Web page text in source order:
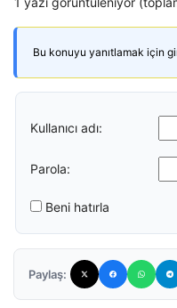
Bu konuyu yanıtlamak için
Kullanıcı adı:
Parola:
Beni hatırla
Paylaş: